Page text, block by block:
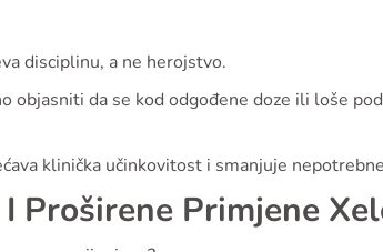
disciplinu, a ne herojstvo.
objasniti da se kod odgođene doze ili loše
klinička učinkovitost i smanjuje
Proširene Primjene